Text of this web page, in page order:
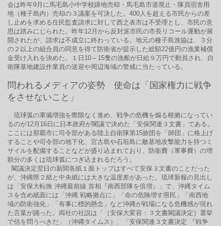
会は昨年9月に馬毛島小中学校跡地売却・馬毛島市道廃止・隊員宿舎用
地（種子島内）売却の３議案を可決した。400人を超える市民からの差
し止めを求める住民監査請求に対して西之表市は不受理とし、市民の意
思は踏みにじられた。昨年12月から反対派市民の市長リコール運動が展
開されたが、請求は不成立に終わっている。地元の種子島漁協は、３分
の２以上の組合員の同意を得て防衛省が提示した総額22億円の漁業補償
金受け入れを決めた。１日10～15隻の漁船が日給９万円で動員され、自
衛隊基地建設作業員の送迎や周辺海域の警戒に当たっている。
問われるメディアの姿勢 使命は「国家権力に戦争
をさせないこと」
琉球弧の軍備増強を際限なく進め、戦争の危機を煽る根拠になってい
るのが12月16日に日本政府が閣議で決めた「安保関連３文書」である。
ここには那覇市に司令部がある陸上自衛隊第15旅団を「師団」に格上げ
することや司令部の地下化、宮古島や石垣島に敵基地攻撃能力を持つミ
サイルを配備することなどが盛り込まれており、防衛費（軍事費）の増
額分の多くは琉球弧につぎ込まれるだろう。
閣議決定翌日の新聞各紙１面トップはすべて安保３文書のことだった
が、沖縄県２紙と中央紙には大きな温度差があった。琉球新報の見出し
は「安保大転換 沖縄最前線 首相『南西部隊を倍増』」で、沖縄タイム
スを含め紙面には「沖縄 戦略拠点に」「命の危険増す県民」「南西地
域の防衛強化」「有事に標的懸念」など沖縄が戦場になる危機感が現れ
た言葉が踊った。両社の社説は「［安保大変容：３文書閣議決定］選挙
で信を問うべきだ」（沖縄タイムス）、「安保関連３文書決定 『戦争